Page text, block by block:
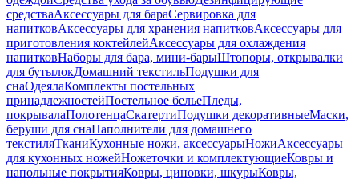
средстваАксессуары для бараСервировка для
напитковАксессуары для хранения напитковАксессуары для
приготовления коктейлейАксессуары для охлаждения
напитковНаборы для бара, мини-барыШтопоры, открывалки
для бутылокДомашний текстильПодушки для
снаОдеялаКомплекты постельных
принадлежностейПостельное бельеПледы,
покрывалаПолотенцаСкатертиПодушки декоративныеМаски,
беруши для снаНаполнители для домашнего
текстиляТканиКухонные ножи, аксессуарыНожиАксессуары
для кухонных ножейНожеточки и комплектующиеКовры и
напольные покрытияКовры, циновки, шкурыКовры,